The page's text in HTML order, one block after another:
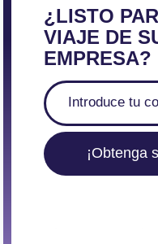
¿LISTO
VIAJE DE
EMPRESA?
¡Obtenga